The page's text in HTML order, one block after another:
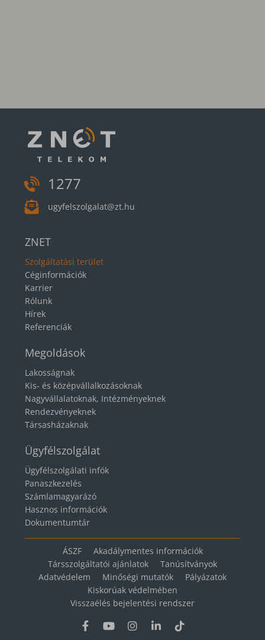
1277
ugyfelszolgalat@zt.hu
ZNET
Szolgáltatási terület
Céginformációk
Karrier
Rólunk
Hírek
Referenciák
Megoldások
Lakosságnak
Kis- és középvállalkozásoknak
Nagyvállalatoknak, Intézményeknek
Rendezvényeknek
Társasházaknak
Ügyfélszolgálat
Ügyfélszolgálati infók
Panaszkezelés
Számlamagyarázó
Hasznos információk
Dokumentumtár
ÁSZF
Akadálymentes információk
Társszolgáltatói ajánlatok
Tanúsítványok
Adatvédelem
Minőségi mutatók
Pályázatok
Kiskorúak védelmében
Visszaélés bejelentési rendszer